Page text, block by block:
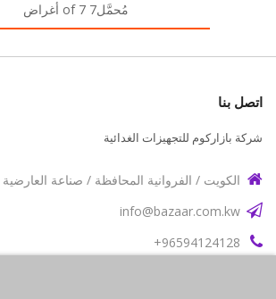
مُحمَّل7 of 7 أغراض
اتصل بنا
شركة بازاركوم للتجهيزات الغدائية
الكويت / الفروانية المحافظة / صناعة العارضية قطعة 2 /
info@bazaar.com.kw
96594124128+